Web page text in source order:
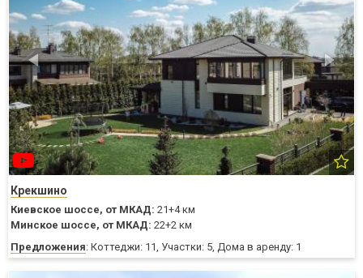
Крекшино
Киевское шоссе, от МКАД: 21+4 км
Минское шоссе, от МКАД: 22+2 км
Предложения: Коттеджи: 11, Участки: 5, Дома в аренду: 1